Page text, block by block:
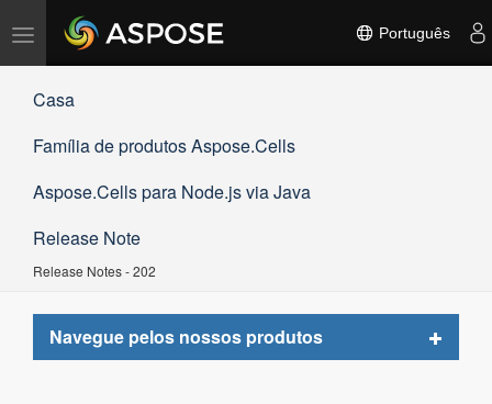
Alternar
navegação
Português
Casa
Família de produtos Aspose.Cells
Aspose.Cells para Node.js via Java
Release Note
Release Notes - 202
Navegue pelos nossos produtos
Toggle